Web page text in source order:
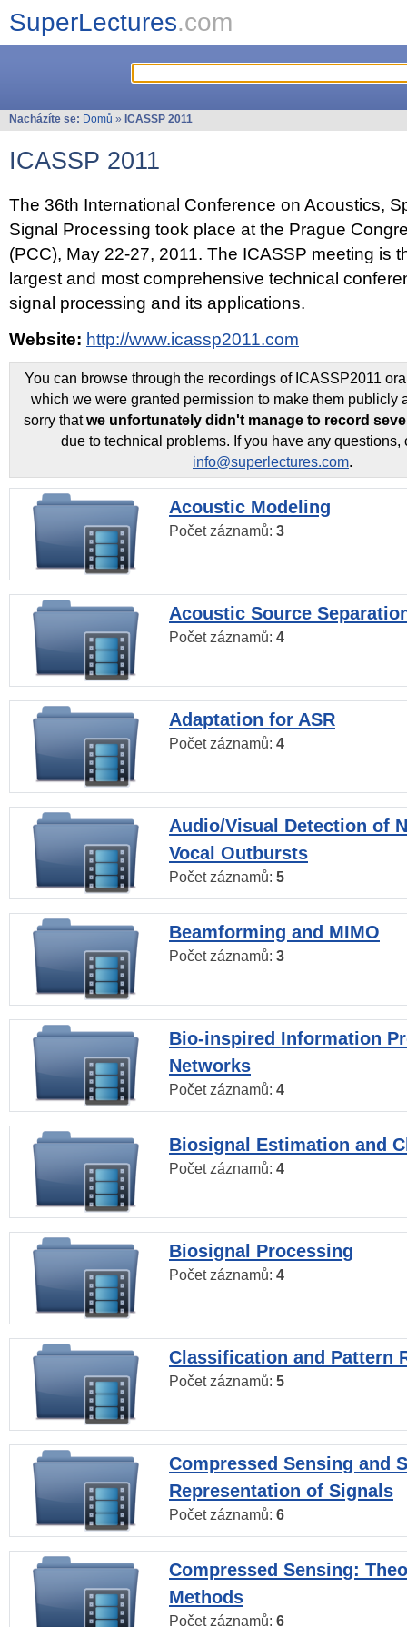
SuperLectures.com
Nacházíte se: Domů » ICASSP 2011
ICASSP 2011
The 36th International Conference on Acoustics,
Signal Processing took place at the Prague
(PCC), May 22-27, 2011. The ICASSP meeting is
largest and most comprehensive technical
signal processing and its applications.
Website: http://www.icassp2011.com
You can browse through the recordings of ICASSP2011
which we were granted permission to make them publicly
sorry thatwe unfortunately didn't manage to record
due to technical problems. If you have any questions,
info@superlectures.com.
Acoustic Modeling
Počet záznamů: 3
Acoustic Source
Počet záznamů: 4
Adaptation for ASR
Počet záznamů: 4
Audio/Visual Detection of
Vocal Outbursts
Počet záznamů: 5
Beamforming and MIMO
Počet záznamů: 3
Bio-inspired Information
Networks
Počet záznamů: 4
Biosignal Estimation and
Počet záznamů: 4
Biosignal Processing
Počet záznamů: 4
Classification and Pattern
Počet záznamů: 5
Compressed Sensing and
Representation of Signals
Počet záznamů: 6
Compressed Sensing:
Methods
Počet záznamů: 6